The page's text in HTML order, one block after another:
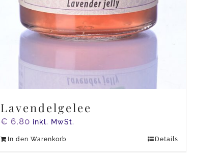
Lavendelgelee
€ 6,80 inkl. MwSt.
In den Warenkorb Details